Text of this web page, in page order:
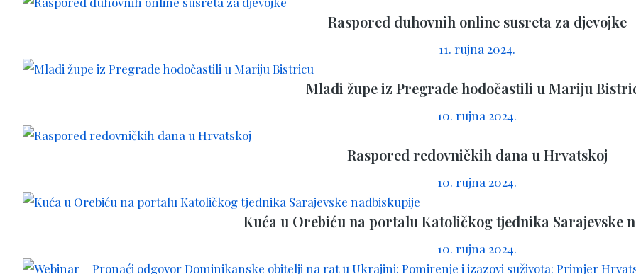
Raspored duhovnih online susreta za djevojke
11. rujna 2024.
Mladi župe iz Pregrade hodočastili u Mariju
10. rujna 2024.
Raspored redovničkih dana u Hrvatskoj
10. rujna 2024.
Kuća u Orebiću na portalu Katoličkog tjednika Sarajevske
10. rujna 2024.